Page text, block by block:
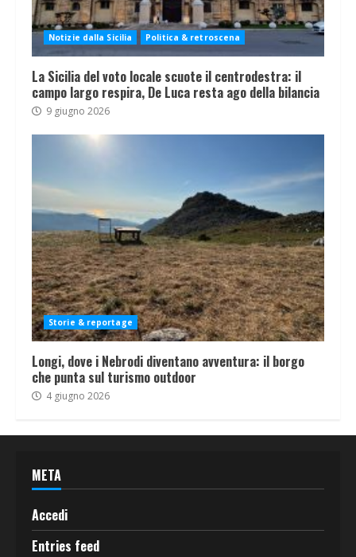
Notizie dalla Sicilia Politica & retroscena
La Sicilia del voto locale scuote il centrodestra: il
campo largo respira, De Luca resta ago della bilancia
9 giugno 2026
Storie & reportage
Longi, dove i Nebrodi diventano avventura: il borgo
che punta sul turismo outdoor
4 giugno 2026
META
Accedi
Entries feed